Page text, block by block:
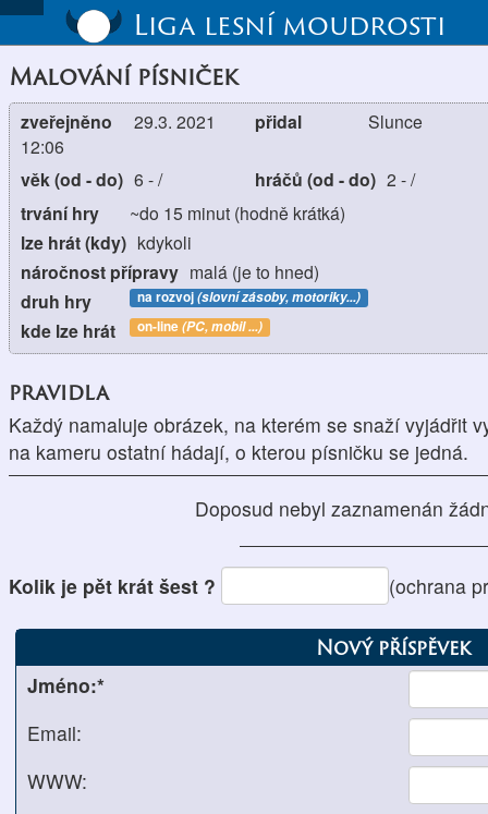
Liga lesní moudrosti
Malování písniček
zveřejněno
29.3. 2021
12:06
přidal Slunce
věk (od - do) 6 -/ hráčů (od - do) 2 -/
trvání hry ~do 15 minut (hodně krátká)
lze hrát (kdy) kdykoli
náročnost přípravy malá (je to hned)
druh hry na rozvoj(slovní zásoby, motoriky...)
kde lze hrát on-line(PC, mobil ...)
pravidla
Každý namaluje obrázek, na kterém se snaží vyjádřit
na kameru ostatní hádají, o kterou písničku se jedná.
Doposud nebyl zaznamenán
Kolik je pět krát šest ? (ochrana
Nový příspěvek
Jméno:*
Email:
WWW: